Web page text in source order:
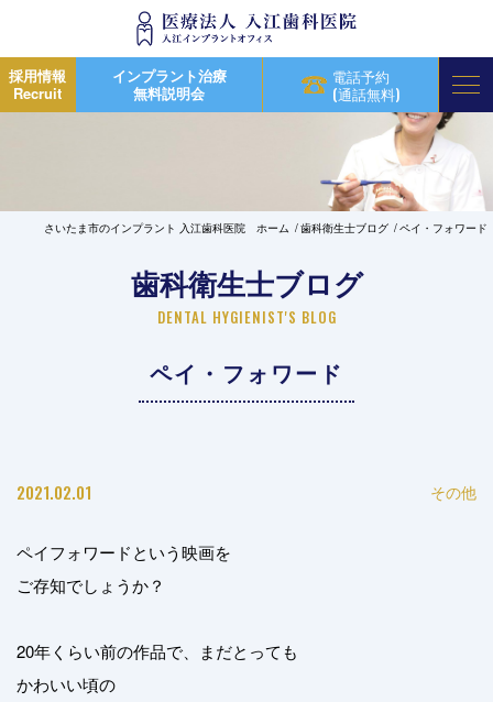
採用情報
Recruit
インプラント治療
無料説明会
電話予約
(通話無料)
さいたま市のインプラント 入江歯科医院 ホーム 歯科衛生士ブログ ペイ・フォワード
歯科衛生士ブログ
DENTAL HYGIENIST'S BLOG
ペイ・フォワード
2021.02.01 その他
ペイフォワードという映画を
ご存知でしょうか？
20年くらい前の作品で、まだとっても
かわいい頃の